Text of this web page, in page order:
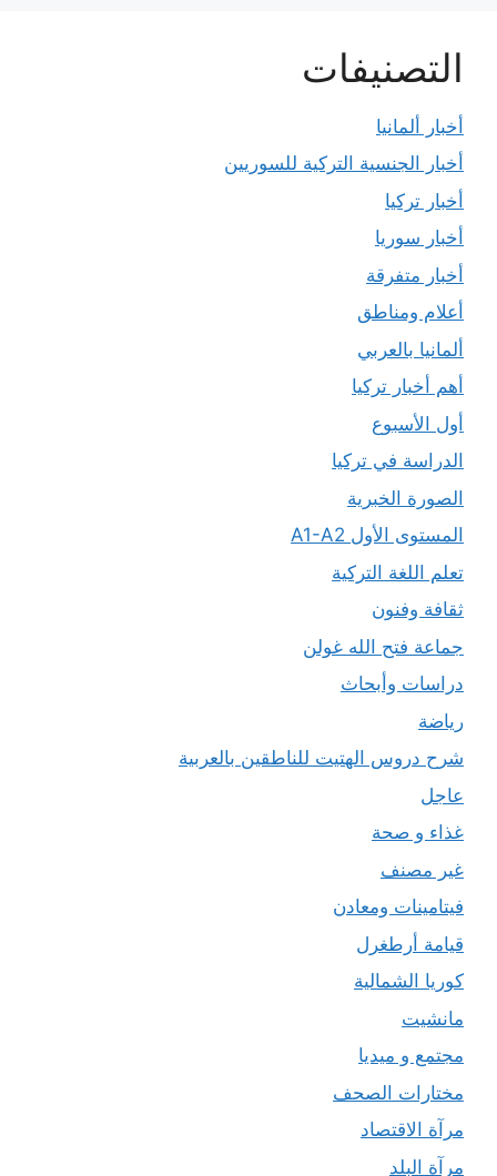
التصنيفات
أخبار ألمانيا
أخبار الجنسية التركية للسوريين
أخبار تركيا
أخبار سوريا
أخبار متفرقة
أعلام ومناطق
ألمانيا بالعربي
أهم أخبار تركيا
أول الأسبوع
الدراسة في تركيا
الصورة الخبرية
المستوى الأول A1-A2
تعلم اللغة التركية
ثقافة وفنون
جماعة فتح الله غولن
دراسات وأبحاث
رياضة
شرح دروس الهتيت للناطقين بالعربية
عاجل
غذاء و صحة
غير مصنف
فيتامينات ومعادن
قيامة أرطغرل
كوريا الشمالية
مانشيت
مجتمع و ميديا
مختارات الصحف
مرآة الاقتصاد
مرآة البلد